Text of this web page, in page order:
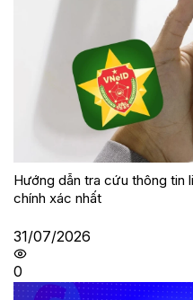
Hướng dẫn tra cứu thông tin
chính xác nhất
31/07/2026
0